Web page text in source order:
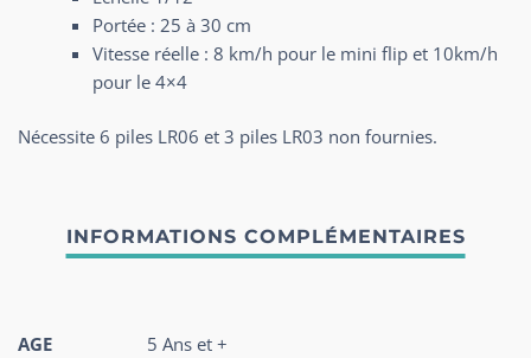
Portée : 25 à 30 cm
Vitesse réelle : 8 km/h pour le mini flip et 10km/h
pour le 4×4
Nécessite 6 piles LR06 et 3 piles LR03 non fournies.
AGE 5 Ans et +